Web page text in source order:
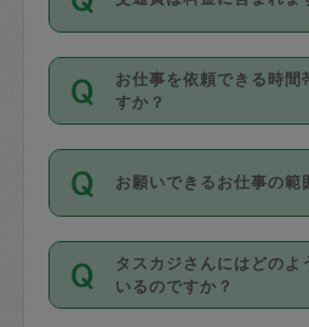
を行う際にご入力くだ
ル登録時にはご入力い
丈夫です。
デビットカード・プリ
リカ、au WALLETな
銀行振込や現金払いも
なお、タスカジさんの
金のご請求と合わせて
ポット」よりお得な料
す。
定期の最低利用回数は
りに、一定数を超えた
（例：毎週定期の場合
ンセルが有償（1200円
は２回以上のキャンセ
交通費は依頼料金とは
料金のご請求と合わせ
ます。交通費の金額は
お仕事を依頼できる時間
すか？
時間帯は3種類ありま
たり３時間です。
・ＡＭ ９時～１２
・ＰＭ １３時～１６時
・夜 １８時～２１
お願いできるお仕事の範
掃除、整理収納、洗濯
作り置きです。タスカ
きる仕事の範囲が異な
タスカジさんにはどのよ
いるのですか？